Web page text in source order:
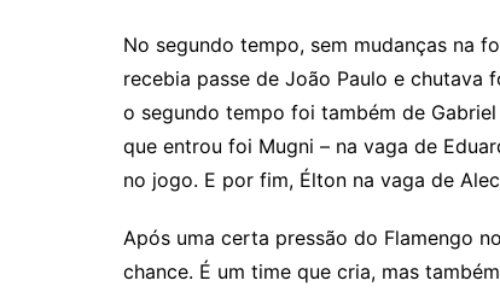
No segundo tempo, sem mudanças na
recebia passe de João Paulo e chutava
o segundo tempo foi também de
que entrou foi Mugni – na vaga de
no jogo. E por fim, Élton na vaga de
Após uma certa pressão do Flamengo
chance. É um time que cria, mas